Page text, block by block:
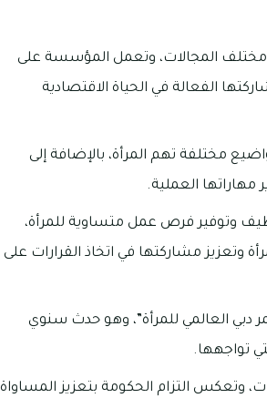
مختلف المجالات، وتعمل المؤسسة على
الفعالة في الحياة الاقتصادية
مختلفة تهم المرأة، بالإضافة إلى
العملية.
وتوفير فرص عمل متساوية للمرأة،
وتعزيز مشاركتها في اتخاذ القرارات على
دبي العالمي للمرأة”، وهو حدث سنوي
تواجهها.
وتعكس التزام الحكومة بتعزيز المساواة